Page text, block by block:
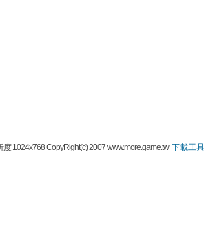
度 1024x768 CopyRight(c) 2007 www.more.game.tw下載工